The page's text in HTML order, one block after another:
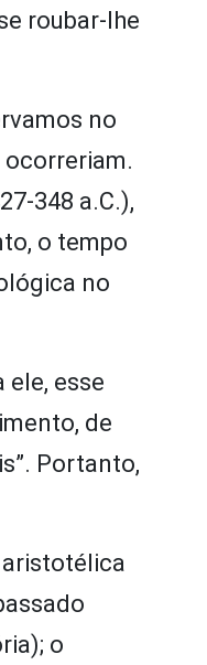
roubar-lhe
no
348 a.C.),
o tempo
no
esse
de
Portanto,
o